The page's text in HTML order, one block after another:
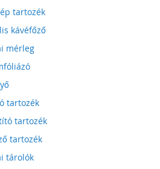
tartozék
kávéfőző
mérleg
tartozék
tartozék
tartozék
tárolók